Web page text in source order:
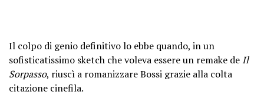
Il colpo di genio definitivo lo ebbe quando, in un
sofisticatissimo sketch che voleva essere un remake de Il
Sorpasso, riuscì a romanizzare Bossi grazie alla colta
citazione cinefila.